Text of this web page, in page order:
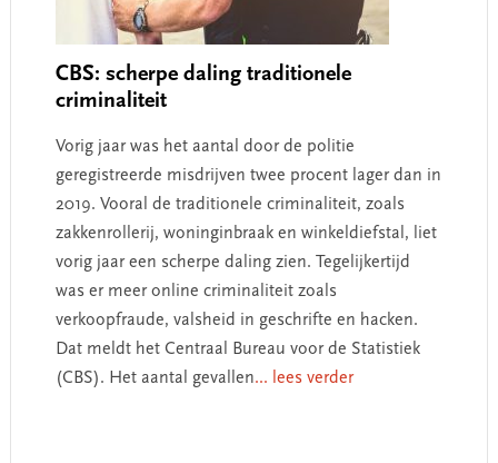
CBS: scherpe daling traditionele
criminaliteit
Vorig jaar was het aantal door de politie
geregistreerde misdrijven twee procent lager dan in
2019. Vooral de traditionele criminaliteit, zoals
zakkenrollerij, woninginbraak en winkeldiefstal, liet
vorig jaar een scherpe daling zien. Tegelijkertijd
was er meer online criminaliteit zoals
verkoopfraude, valsheid in geschrifte en hacken.
Dat meldt het Centraal Bureau voor de Statistiek
(CBS). Het aantal gevallen... lees verder